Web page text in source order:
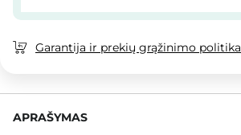
Garantija ir prekių grąžinimo politika
APRAŠYMAS